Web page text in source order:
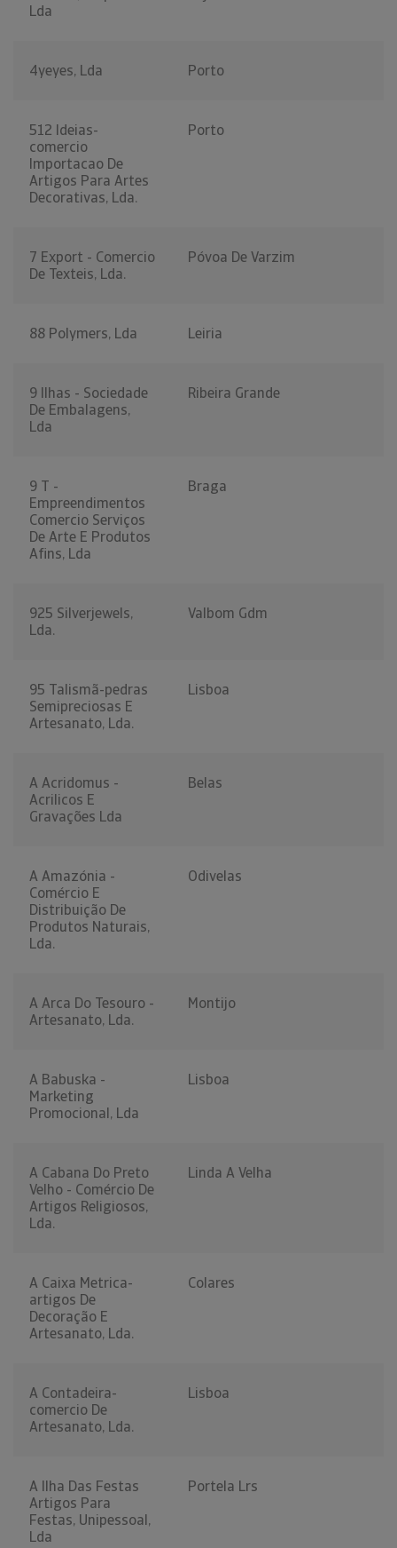
Lda
4yeyes, Lda Porto
512 Ideias-
comercio
Importacao De
Artigos Para Artes
Decorativas, Lda.
Porto
7 Export - Comercio
De Texteis, Lda.
Póvoa De Varzim
88 Polymers, Lda Leiria
9 Ilhas - Sociedade
De Embalagens,
Lda
Ribeira Grande
9 T -
Empreendimentos
Comercio Serviços
De Arte E Produtos
Afins, Lda
Braga
925 Silverjewels,
Lda.
Valbom Gdm
95 Talismã-pedras
Semipreciosas E
Artesanato, Lda.
Lisboa
A Acridomus -
Acrilicos E
Gravações Lda
Belas
A Amazónia -
Comércio E
Distribuição De
Produtos Naturais,
Lda.
Odivelas
A Arca Do Tesouro -
Artesanato, Lda.
Montijo
A Babuska -
Marketing
Promocional, Lda
Lisboa
A Cabana Do Preto
Velho - Comércio De
Artigos Religiosos,
Lda.
Linda A Velha
A Caixa Metrica-
artigos De
Decoração E
Artesanato, Lda.
Colares
A Contadeira-
comercio De
Artesanato, Lda.
Lisboa
A Ilha Das Festas
Artigos Para
Festas, Unipessoal,
Lda
Portela Lrs